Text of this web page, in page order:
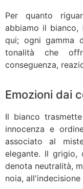
Per quanto
abbiamo il
qui; ogni gamma
tonalità che
conseguenza,
Emozioni dai
Il bianco
innocenza e
associato al
elegante. Il
denota neutralità,
noia,